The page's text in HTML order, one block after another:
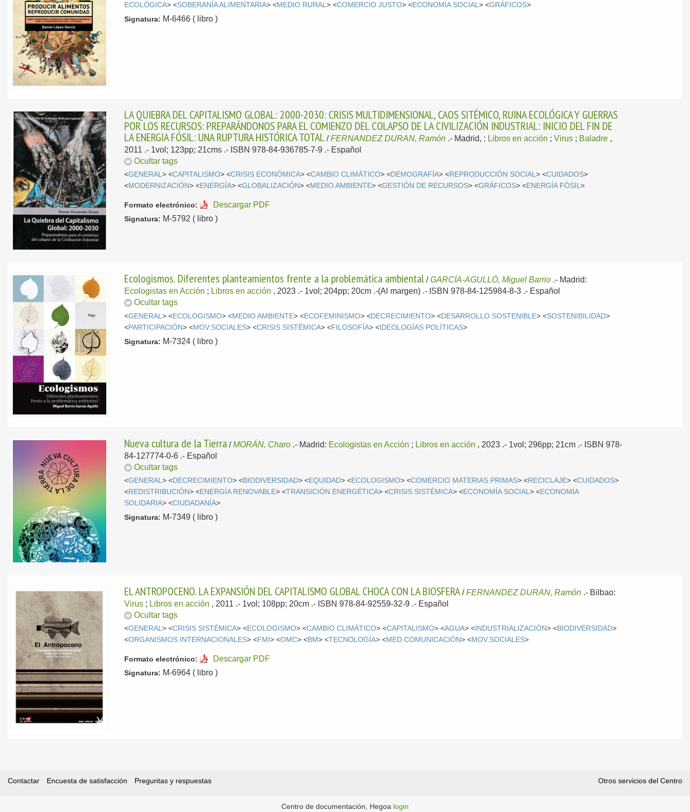
ECOLÓGICA> <SOBERANÍA ALIMENTARIA> <MEDIO RURAL> <COMERCIO JUSTO> <ECONOMÍA SOCIAL> <GRÁFICOS>
Signatura: M-6466 ( libro )
LA QUIEBRA DEL CAPITALISMO GLOBAL: 2000-2030: CRISIS MULTIDIMENSIONAL, CAOS SITÉMICO, RUINA ECOLÓGICA Y GUERRAS
POR LOS RECURSOS: PREPARÁNDONOS PARA EL COMIENZO DEL COLAPSO DE LA CIVILIZACIÓN INDUSTRIAL: INICIO DEL FIN DE
LA ENERGIA FÓSIL: UNA RUPTURA HISTÓRICA TOTAL /FERNANDEZ DURAN, Ramón .- Madrid, : Libros en acción ;Virus ; Baladre ,
2011 .- 1vol; 123pp; 21cms .- ISBN 978-84-936785-7-9 .- Español
Ocultar tags
<GENERAL> <CAPITALISMO> <CRISIS ECONÓMICA> <CAMBIO CLIMÁTICO> <DEMOGRAFÍA> <REPRODUCCIÓN SOCIAL> <CUIDADOS>
<MODERNIZACIÓN> <ENERGÍA> <GLOBALIZACIÓN> <MEDIO AMBIENTE> <GESTIÓN DE RECURSOS> <GRÁFICOS> <ENERGÍA FÓSIL>
Formato electrónico: Descargar PDF
Signatura: M-5792 ( libro )
Ecologismos. Diferentes planteamientos frente a la problemática ambiental /GARCÍA-AGULLÓ, Miguel Barrio .- Madrid:
Ecologistas en Acción ; Libros en acción , 2023 .- 1vol; 204pp; 20cm .-(Al margen) .- ISBN 978-84-125984-8-3 .- Español
Ocultar tags
<GENERAL> <ECOLOGISMO> <MEDIO AMBIENTE> <ECOFEMINISMO> <DECRECIMIENTO> <DESARROLLO SOSTENIBLE> <SOSTENIBILIDAD>
<PARTICIPACIÓN> <MOV.SOCIALES> <CRISIS SISTÉMICA> <FILOSOFÍA> <IDEOLOGÍAS POLÍTICAS>
Signatura: M-7324 ( libro )
Nueva cultura de la Tierra /MORÁN, Charo .- Madrid: Ecologistas en Acción ; Libros en acción , 2023 .- 1vol; 296pp; 21cm .- ISBN 978-
84-127774-0-6 .- Español
Ocultar tags
<GENERAL> <DECRECIMIENTO> <BIODIVERSIDAD> <EQUIDAD> <ECOLOGISMO> <COMERCIO MATERIAS PRIMAS> <RECICLAJE> <CUIDADOS>
<REDISTRIBUCIÓN> <ENERGÍA RENOVABLE> <TRANSICIÓN ENERGÉTICA> <CRISIS SISTÉMICA> <ECONOMÍA SOCIAL> <ECONOMÍA
SOLIDARIA> <CIUDADANÍA>
Signatura: M-7349 ( libro )
EL ANTROPOCENO. LA EXPANSIÓN DEL CAPITALISMO GLOBAL CHOCA CON LA BIOSFERA /FERNANDEZ DURAN, Ramón .- Bilbao:
Virus ; Libros en acción , 2011 .- 1vol; 108pp; 20cm .- ISBN 978-84-92559-32-9 .- Español
Ocultar tags
<GENERAL> <CRISIS SISTÉMICA> <ECOLOGISMO> <CAMBIO CLIMÁTICO> <CAPITALISMO> <AGUA> < INDUSTRIALIZACIÓN> <BIODIVERSIDAD>
<ORGANISMOS INTERNACIONALES> <FMI> <OMC> <BM> <TECNOLOGÍA> <MED.COMUNICACIÓN> <MOV.SOCIALES>
Formato electrónico: Descargar PDF
Signatura: M-6964 ( libro )
Contactar Encuesta de satisfacción Preguntas y respuestas Otros servicios del Centro
Centro de documentación, Hegoa login